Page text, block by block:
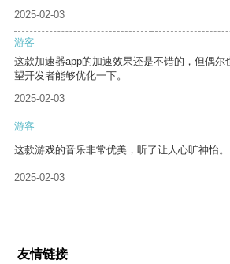
2025-02-03
游客
这款加速器app的加速效果还是不错的，但偶尔
望开发者能够优化一下。
2025-02-03
游客
这款游戏的音乐非常优美，听了让人心旷神怡。
2025-02-03
友情链接